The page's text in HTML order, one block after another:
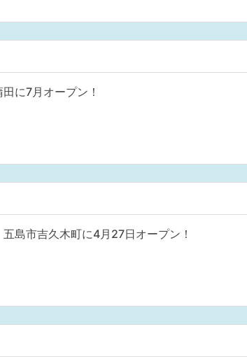
に7月オープン！
島市吉久木町に4月27日オープン！